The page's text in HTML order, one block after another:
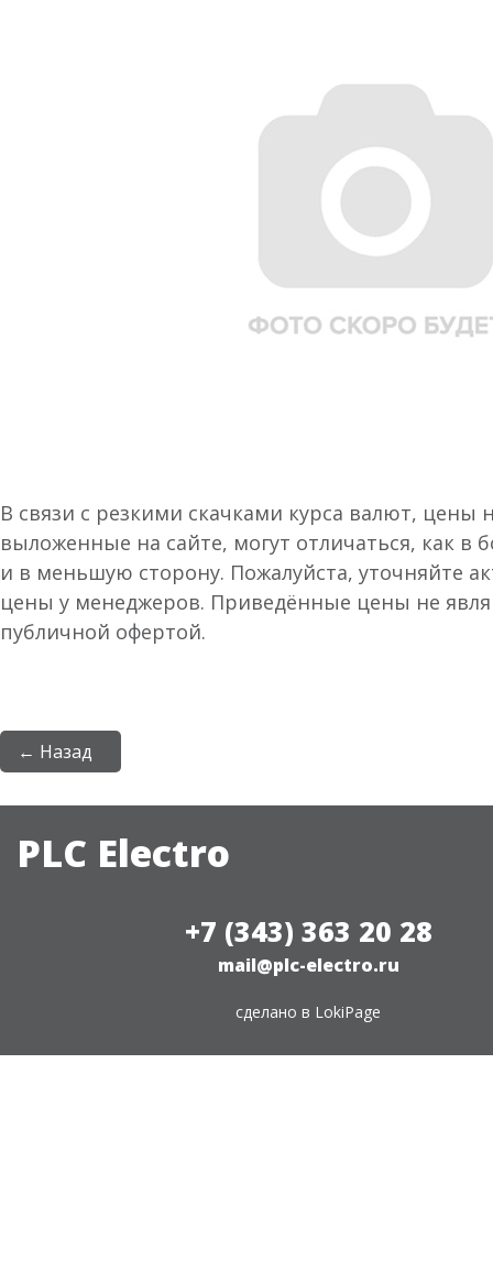
В связи с резкими скачками курса валют, цены
выложенные на сайте, могут отличаться, как в
и в меньшую сторону. Пожалуйста, уточняйте
цены у менеджеров. Приведённые цены не
публичной офертой.
← Назад
PLC Electro
+7 (343) 363 20 28
mail@plc-electro.ru
сделано в LokiPage